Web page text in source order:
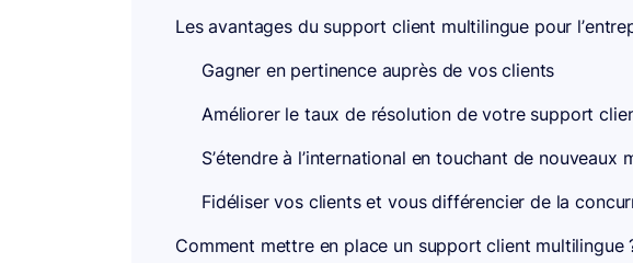
Les avantages du support client multilingue pour
Gagner en pertinence auprès de vos clients
Améliorer le taux de résolution de votre support
S’étendre à l’international en touchant de nouveaux
Fidéliser vos clients et vous différencier de la
Comment mettre en place un support client multilingue